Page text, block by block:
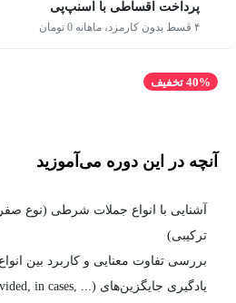
پرداخت اقساطی با اسنپ‌پی
۴ قسط بدون کارمزد، ماهانه 0 تومان
40% تخفیف
آنچه در این دوره می‌آموزید
آشنایی با انواع جملات شرطی (نوع
ترکیبی)
بررسی تفاوت معنایی و کاربرد بین
یادگیری جایگزین‌های if (unless, provided, in cases, ...)